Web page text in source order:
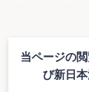
ガジン配信サービス
財務省のHPではこ
「新着情報配信サ
当ページの
び新日